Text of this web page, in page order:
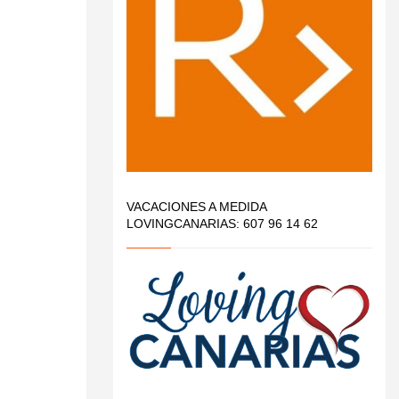
VACACIONES A MEDIDA
LOVINGCANARIAS: 607 96 14 62